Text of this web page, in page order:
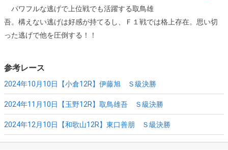
パワフルな逃げで上位戦でも活躍する取鳥雄
吾。構えない逃げは好感が持てるし、Ｆ１戦では格上存在。思い切
った逃げで他を圧倒する！！
参考レース
2024年10月10日【小倉12R】 伊藤旭 Ｓ級決勝
2024年11月10日【玉野12R】 取鳥雄吾 Ｓ級決勝
2024年12月10日【和歌山12R】 東口善朋 Ｓ級決勝